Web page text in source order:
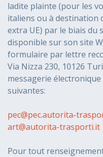
ladite plainte (pour les
italiens ou à destination
extra UE) par le biais du
disponible sur son site
formulaire par lettre
Via Nizza 230, 10126
messagerie
suivantes:
pec@pec.autorita-
art@autorita-trasporti.it
Pour tout